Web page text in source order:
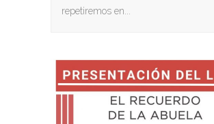
repetiremos en...